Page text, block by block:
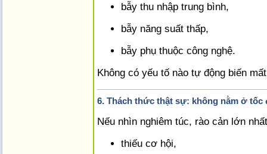
bẫy thu nhập trung bình,
bẫy năng suất thấp,
bẫy phụ thuộc công nghệ.
Không có yếu tố nào tự động biến
6. Thách thức thật sự: không nằm ở
Nếu nhìn nghiêm túc, rào cản lớn
thiếu cơ hội,